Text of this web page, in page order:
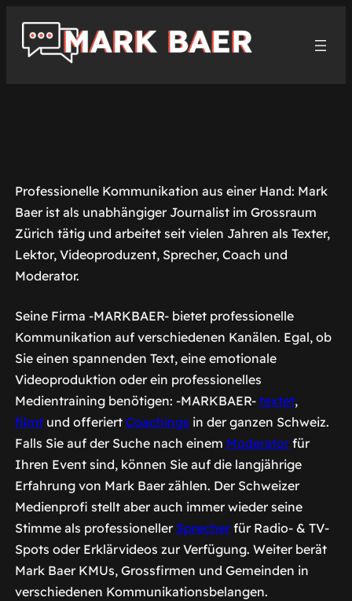
Inhalt
springen
Professionelle Kommunikation aus einer Hand: Mark
Baer ist als unabhängiger Journalist im Grossraum
Zürich tätig und arbeitet seit vielen Jahren als Texter,
Lektor, Videoproduzent, Sprecher, Coach und
Moderator.
Seine Firma -MARKBAER- bietet professionelle
Kommunikation auf verschiedenen Kanälen. Egal, ob
Sie einen spannenden Text, eine emotionale
Videoproduktion oder ein professionelles
Medientraining benötigen: -MARKBAER- textet,
filmtund offeriert Coachings in der ganzen Schweiz.
Falls Sie auf der Suche nach einem Moderatorfür
Ihren Event sind, können Sie auf die langjährige
Erfahrung von Mark Baer zählen. Der Schweizer
Medienprofi stellt aber auch immer wieder seine
Stimme als professioneller Sprecherfür Radio- & TV-
Spots oder Erklärvideos zur Verfügung. Weiter berät
Mark Baer KMUs, Grossfirmen und Gemeinden in
verschiedenen Kommunikationsbelangen.